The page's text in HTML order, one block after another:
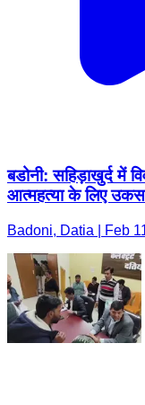
बडोनी: सहिड़ाखुर्द में
आत्महत्या के लिए
Badoni, Datia | Feb